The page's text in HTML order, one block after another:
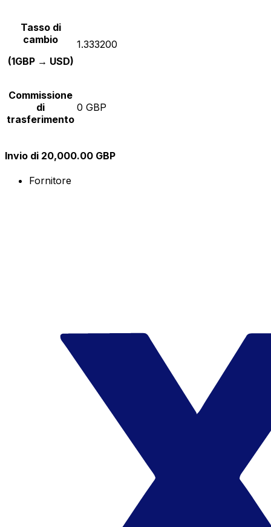
Tasso di
cambio
(1GBP → USD)
1.333200
Commissione
di
trasferimento
0 GBP
Invio di 20,000.00 GBP
Fornitore